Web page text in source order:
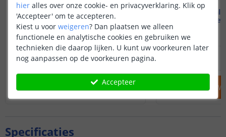
1 tot 4 Dual White lampen
7W - E27 fitting - Wifi
OP VOORRAAD 48,95
1 tot 4 Dual
7W - E27 -
IN
Specificaties
hier alles over onze cookie- en privacyverklaring. Klik op
'Accepteer' om te accepteren.
Kiest u voor weigeren? Dan plaatsen we alleen
functionele en analytische cookies en gebruiken we
technieken die daarop lijken. U kunt uw voorkeuren later
nog aanpassen op de voorkeuren pagina.
Accepteer